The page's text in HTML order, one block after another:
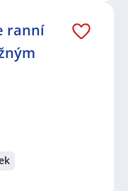
ranní